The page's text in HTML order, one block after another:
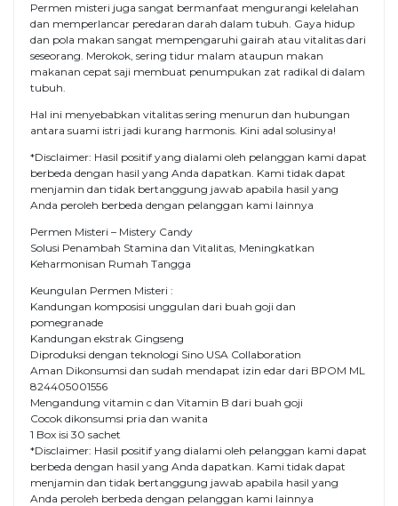
Permen misteri juga sangat bermanfaat mengurangi kelelahan
dan memperlancar peredaran darah dalam tubuh. Gaya hidup
dan pola makan sangat mempengaruhi gairah atau vitalitas dari
seseorang. Merokok, sering tidur malam ataupun makan
makanan cepat saji membuat penumpukan zat radikal di dalam
tubuh.
Hal ini menyebabkan vitalitas sering menurun dan hubungan
antara suami istri jadi kurang harmonis. Kini adal solusinya!
*Disclaimer: Hasil positif yang dialami oleh pelanggan kami dapat
berbeda dengan hasil yang Anda dapatkan. Kami tidak dapat
menjamin dan tidak bertanggung jawab apabila hasil yang
Anda peroleh berbeda dengan pelanggan kami lainnya
Permen Misteri – Mistery Candy
Solusi Penambah Stamina dan Vitalitas, Meningkatkan
Keharmonisan Rumah Tangga
Keungulan Permen Misteri :
Kandungan komposisi unggulan dari buah goji dan
pomegranade
Kandungan ekstrak Gingseng
Diproduksi dengan teknologi Sino USA Collaboration
Aman Dikonsumsi dan sudah mendapat izin edar dari BPOM ML
824405001556
Mengandung vitamin c dan Vitamin B dari buah goji
Cocok dikonsumsi pria dan wanita
1 Box isi 30 sachet
*Disclaimer: Hasil positif yang dialami oleh pelanggan kami dapat
berbeda dengan hasil yang Anda dapatkan. Kami tidak dapat
menjamin dan tidak bertanggung jawab apabila hasil yang
Anda peroleh berbeda dengan pelanggan kami lainnya